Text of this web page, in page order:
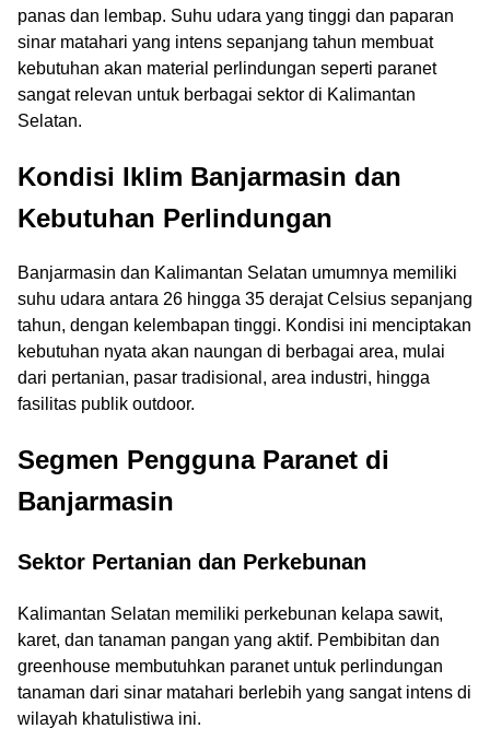
panas dan lembap. Suhu udara yang tinggi dan paparan
sinar matahari yang intens sepanjang tahun membuat
kebutuhan akan material perlindungan seperti paranet
sangat relevan untuk berbagai sektor di Kalimantan
Selatan.
Kondisi Iklim Banjarmasin dan
Kebutuhan Perlindungan
Banjarmasin dan Kalimantan Selatan umumnya memiliki
suhu udara antara 26 hingga 35 derajat Celsius sepanjang
tahun, dengan kelembapan tinggi. Kondisi ini menciptakan
kebutuhan nyata akan naungan di berbagai area, mulai
dari pertanian, pasar tradisional, area industri, hingga
fasilitas publik outdoor.
Segmen Pengguna Paranet di
Banjarmasin
Sektor Pertanian dan Perkebunan
Kalimantan Selatan memiliki perkebunan kelapa sawit,
karet, dan tanaman pangan yang aktif. Pembibitan dan
greenhouse membutuhkan paranet untuk perlindungan
tanaman dari sinar matahari berlebih yang sangat intens di
wilayah khatulistiwa ini.